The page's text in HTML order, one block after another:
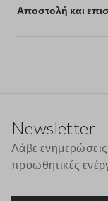
Αποστολή και
Newsletter
Λάβε ενημερώσεις
προωθητικές